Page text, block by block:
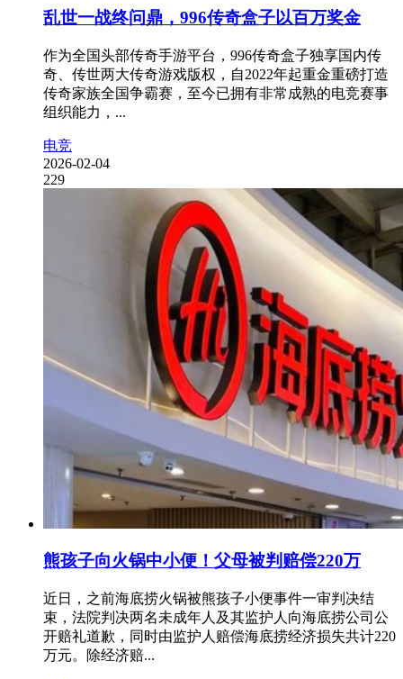
乱世一战终问鼎，996传奇盒子以百万奖金
作为全国头部传奇手游平台，996传奇盒子独享国内传
奇、传世两大传奇游戏版权，自2022年起重金重磅打造
传奇家族全国争霸赛，至今已拥有非常成熟的电竞赛事
组织能力，...
电竞
2026-02-04
229
熊孩子向火锅中小便！父母被判赔偿220万
近日，之前海底捞火锅被熊孩子小便事件一审判决结
束，法院判决两名未成年人及其监护人向海底捞公司公
开赔礼道歉，同时由监护人赔偿海底捞经济损失共计220
万元。除经济赔...